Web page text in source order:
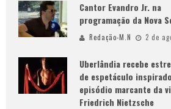
Cantor Evandro Jr. na
programação da Nova
Redação-M.N 2 de
Uberlândia recebe
de espetáculo
episódio marcante da
Friedrich Nietzsche